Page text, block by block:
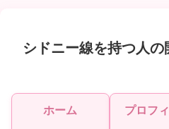
シドニー線を持つ人の
ホーム プロフ